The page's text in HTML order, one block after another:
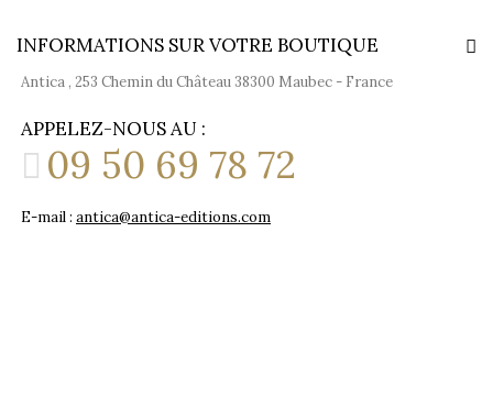
INFORMATIONS SUR VOTRE BOUTIQUE
Antica , 253 Chemin du Château 38300 Maubec - France
APPELEZ-NOUS AU :
09 50 69 78 72
E-mail : antica@antica-editions.com